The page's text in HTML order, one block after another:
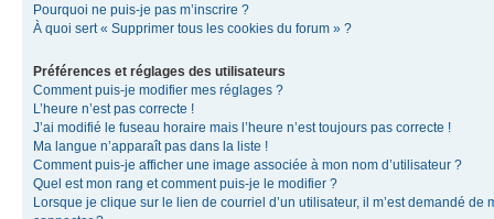
Pourquoi ne puis-je pas m’inscrire ?
À quoi sert « Supprimer tous les cookies du forum » ?
Préférences et réglages des utilisateurs
Comment puis-je modifier mes réglages ?
L’heure n’est pas correcte !
J’ai modifié le fuseau horaire mais l’heure n’est toujours pas correcte !
Ma langue n’apparaît pas dans la liste !
Comment puis-je afficher une image associée à mon nom d’utilisateur ?
Quel est mon rang et comment puis-je le modifier ?
Lorsque je clique sur le lien de courriel d’un utilisateur, il m’est demandé de